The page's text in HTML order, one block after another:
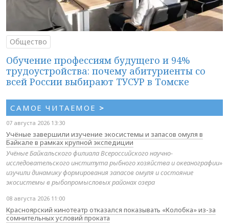
Общество
Обучение профессиям будущего и 94%
трудоустройства: почему абитуриенты со
всей России выбирают ТУСУР в Томске
САМОЕ ЧИТАЕМОЕ >
07 августа 2026 13:30
Учёные завершили изучение экосистемы и запасов омуля в
Байкале в рамках крупной экспедиции
Учёные Байкальского филиала Всероссийского научно-
исследовательского института рыбного хозяйства и океанографии»
изучили динамику формирования запасов омуля и состояние
экосистемы в рыбопромысловых районах озера
08 августа 2026 11:00
Красноярский кинотеатр отказался показывать «Колобка» из-за
сомнительных условий проката